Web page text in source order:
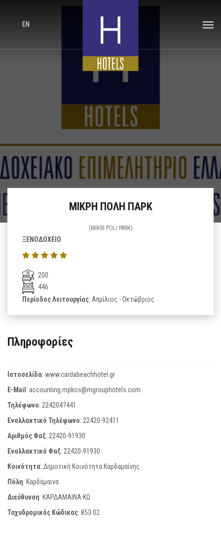
EN
ΜΙΚΡΗ ΠΟΛΗ ΠΑΡΚ
(MIKRI POLI PARK)
ΞΕΝΟΔΟΧΕΙΟ
200
446
Περίοδος Λειτουργίας: Απρίλιος - Οκτώβριος
Πληροφορίες
Ιστοσελίδα: www.cardabeachhotel.gr
E-Mail: accounting.mpkos@mgrouphotels.com
Τηλέφωνο: 2242047441
Εναλλακτικό Τηλέφωνο: 22420-92411
Αριθμός Φαξ: 22420-91930
Εναλλακτικό Φαξ: 22420-91930
Κοινότητα: Δημοτική Κοινότητα Καρδαμαίνης
Πόλη: Καρδάμαινα
Διεύθυνση: ΚΑΡΔΑΜΑΙΝΑ ΚΩ
Ταχυδρομικός Κώδικας: 853 02